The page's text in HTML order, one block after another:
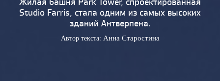
Эко
Studio Farris, стала одним из самых высоких
зданий Антверпена.
Автор текста: Анна Старостина